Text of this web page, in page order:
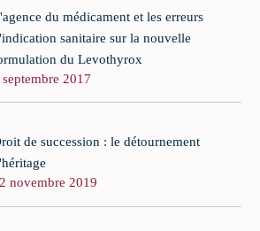
du médicament et les erreurs
sanitaire sur la nouvelle
du Levothyrox
2017
de succession : le détournement
novembre 2019